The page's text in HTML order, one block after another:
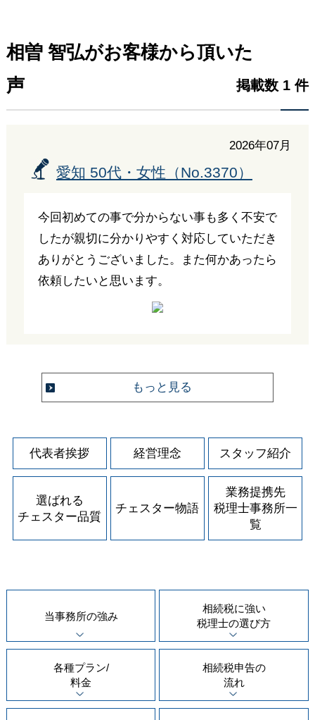
相曽 智弘がお客様から頂いた
声
掲載数 1 件
2026年07月
愛知 50代・女性（No.3370）
今回初めての事で分からない事も多く不安で
したが親切に分かりやすく対応していただき
ありがとうございました。また何かあったら
依頼したいと思います。
もっと見る
代表者挨拶 経営理念 スタッフ紹介
選ばれる
チェスター品質
チェスター物語
業務提携先
税理士事務所一
覧
当事務所の強み
相続税に強い
税理士の選び方
各種プラン/
料金
相続税申告の
流れ